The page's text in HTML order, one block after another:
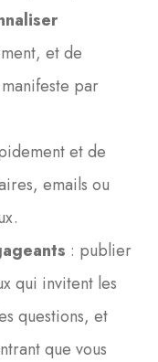
et de
par
et de
emails ou
: publier
qui invitent les
questions, et
que vous